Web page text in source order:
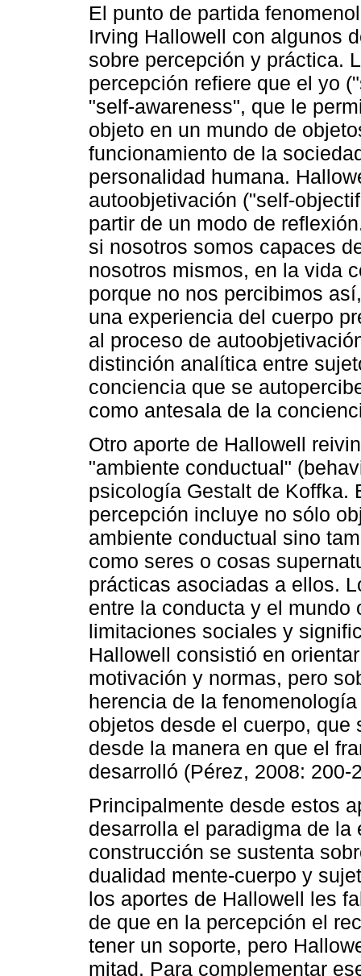
El punto de partida
Irving Hallowell con algunos
sobre percepción y práctica.
percepción refiere que el yo
"self-awareness", que le
objeto en un mundo de
funcionamiento de la
personalidad humana.
autoobjetivación ("self-
partir de un modo de
si nosotros somos capaces
nosotros mismos, en la vida
porque no nos percibimos
una experiencia del cuerpo
al proceso de
distinción analítica entre
conciencia que se
como antesala de la
Otro aporte de Hallowell
"ambiente conductual"
psicología Gestalt de Koffka.
percepción incluye no sólo
ambiente conductual sino
como seres o cosas
prácticas asociadas a ellos.
entre la conducta y el
limitaciones sociales y
Hallowell consistió en
motivación y normas, pero
herencia de la
objetos desde el cuerpo,
desde la manera en que el
desarrolló (Pérez, 2008: 200-
Principalmente desde estos
desarrolla el paradigma de
construcción se sustenta
dualidad mente-cuerpo y
los aportes de Hallowell les
de que en la percepción el
tener un soporte, pero
mitad. Para complementar